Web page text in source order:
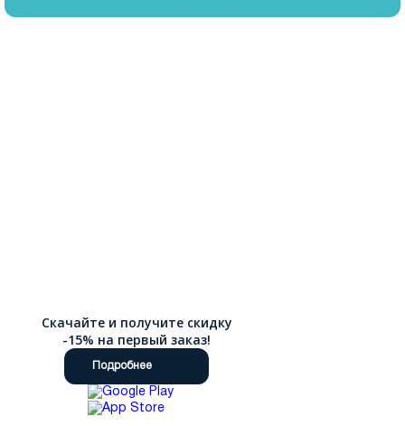
Скачайте и получите скидку
-15% на первый заказ!
Подробнее